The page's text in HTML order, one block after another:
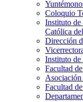
Coloquio
Instituto
Católica
Dirección
Instituto
Facultad
Asociación
Facultad